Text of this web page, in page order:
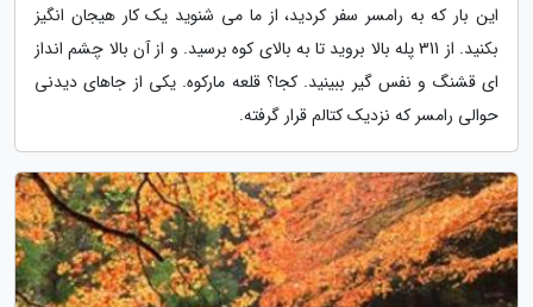
این بار که به رامسر سفر کردید، از ما می شنوید یک کار هیجان انگیز
بکنید. از 311 پله بالا بروید تا به بالای کوه برسید. و از آن بالا چشم انداز
ای قشنگ و نفس گیر ببینید. کجا؟ قلعه مارکوه. یکی از جاهای دیدنی
حوالی رامسر که نزدیک کتالم قرار گرفته.